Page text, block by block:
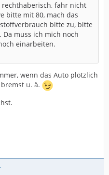
rechthaberisch, fahr nicht
bitte mit 80, mach das
bitte zu, bitte
muss ich mich noch
einarbeiten.
wenn das Auto plötzlich
u. ä.